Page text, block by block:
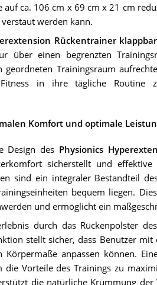
auf ca. 106 cm x 69 cm x 21 cm
werden kann.
Rückentrainer klappbar
über einen begrenzten
geordneten Trainingsraum
in ihre tägliche Routine
Komfort und optimale
Design des Physionics
sicherstellt und
sind ein integraler Bestandteil
bequem liegen.
und ermöglicht ein
durch das Rückenpolster
stellt sicher, dass Benutzer
anpassen können.
Vorteile des Trainings zu
die natürliche Krümmung